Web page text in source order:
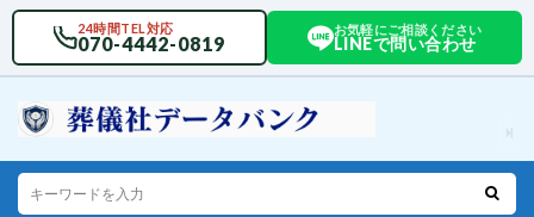
24時間TEL対応
070-4442-0819
お気軽にご相談ください
LINEで問い合わせ